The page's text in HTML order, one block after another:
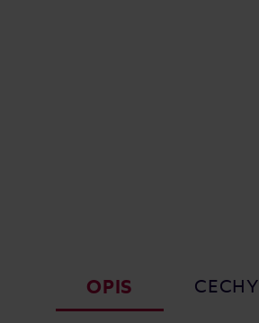
OPIS CECHY